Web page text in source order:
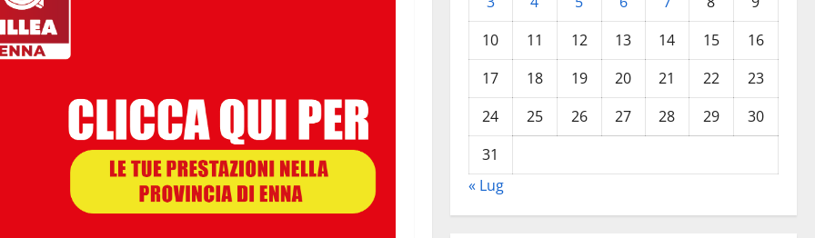
10
11 12 13 14 15
16
17
18 19 20 21 22
23
24
25 26 27 28 29
30
31
« Lug